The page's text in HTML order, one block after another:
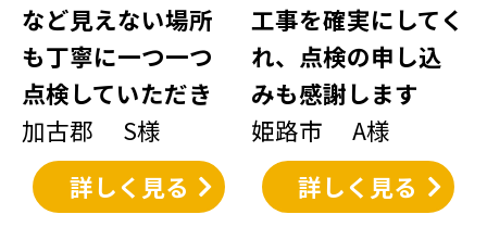
など見えない場所
も丁寧に一つ一つ
点検していただき
加古郡 S様
詳しく見る
工事を確実にしてく
れ、点検の申し込
みも感謝します
姫路市 A様
詳しく見る